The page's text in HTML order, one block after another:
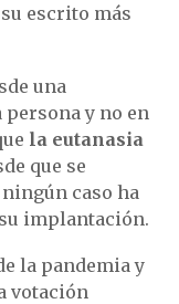
escrito más
una
persona y no en
la eutanasia
que se
caso ha
implantación.
la pandemia y
votación